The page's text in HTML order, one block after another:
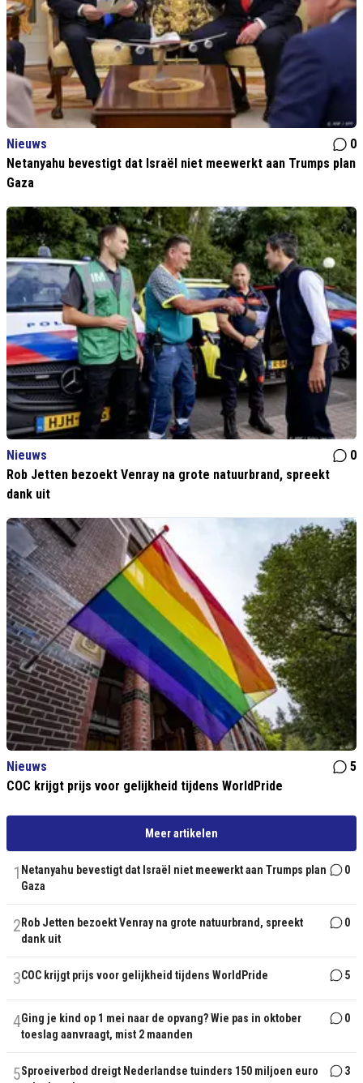
Nieuws
0
Netanyahu bevestigt dat Israël niet meewerkt aan Trumps plan
Gaza
Nieuws
0
Rob Jetten bezoekt Venray na grote natuurbrand, spreekt
dank uit
Nieuws
5
COC krijgt prijs voor gelijkheid tijdens WorldPride
Meer artikelen
1 Netanyahu bevestigt dat Israël niet meewerkt aan Trumps plan
Gaza
0
2 Rob Jetten bezoekt Venray na grote natuurbrand, spreekt
dank uit
0
3COC krijgt prijs voor gelijkheid tijdens WorldPride 5
4Ging je kind op 1 mei naar de opvang? Wie pas in oktober
toeslag aanvraagt, mist 2 maanden
0
5Sproeiverbod dreigt Nederlandse tuinders 150 miljoen euro
3